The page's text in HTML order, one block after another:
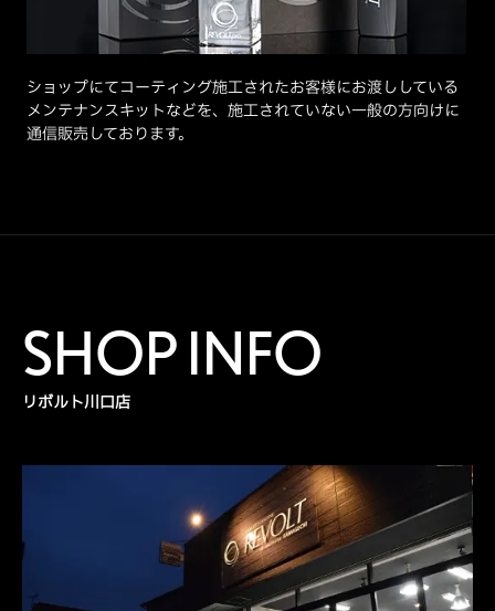
ショップにてコーティング施工されたお客様にお渡ししている
メンテナンスキットなどを、施工されていない一般の方向けに
通信販売しております。
SHOP INFO
リボルト川口店